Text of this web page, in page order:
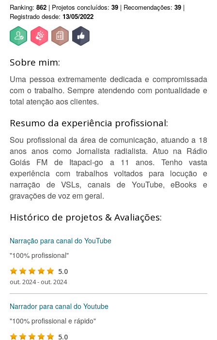
Ranking: 862 | Projetos concluídos: 39 | Recomendações: 39 |
Registrado desde: 13/05/2022
Sobre mim:
Uma pessoa extremamente dedicada e compromissada
com o trabalho. Sempre atendendo com pontualidade e
total atenção aos clientes.
Resumo da experiência profissional:
Sou profissional da área de comunicação, atuando a 18
anos anos como Jornalista radialista. Atuo na Rádio
Goiás FM de Itapaci-go a 11 anos. Tenho vasta
experiência com trabalhos voltados para locução e
narração de VSLs, canais de YouTube, eBooks e
gravações de voz em geral.
Histórico de projetos & Avaliações:
Narração para canal do YouTube
"100% profissional"
5.0
out. 2024 - out. 2024
Narrador para canal do Youtube
"100% profissional e rápido"
5.0